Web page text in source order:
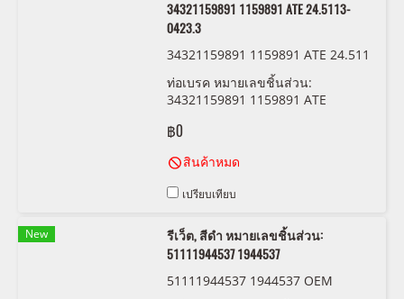
34321159891 1159891 ATE 24.5113-
0423.3
34321159891 1159891 ATE 24.511
ท่อเบรค หมายเลขชิ้นส่วน:
34321159891 1159891 ATE
฿0
สินค้าหมด
เปรียบเทียบ
New
รีเว็ต, สีดำ หมายเลขชิ้นส่วน:
51111944537 1944537
51111944537 1944537 OEM